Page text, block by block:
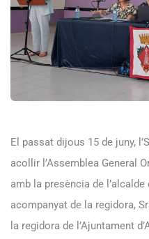
El passat dijous 15 de juny,
acollir l’Assemblea General
amb la presència de
acompanyat de la regidora,
la regidora de l’Ajuntament